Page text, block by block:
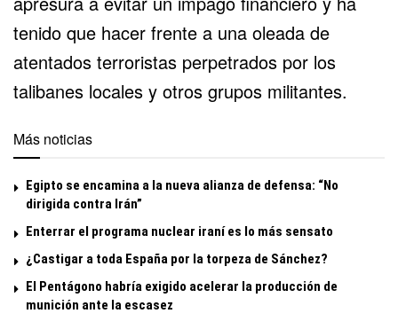
tenido que hacer frente a una oleada de
atentados terroristas perpetrados por los
talibanes locales y otros grupos militantes.
Más noticias
Egipto se encamina a la nueva alianza de defensa: “No
dirigida contra Irán”
Enterrar el programa nuclear iraní es lo más sensato
¿Castigar a toda España por la torpeza de Sánchez?
El Pentágono habría exigido acelerar la producción de
munición ante la escasez